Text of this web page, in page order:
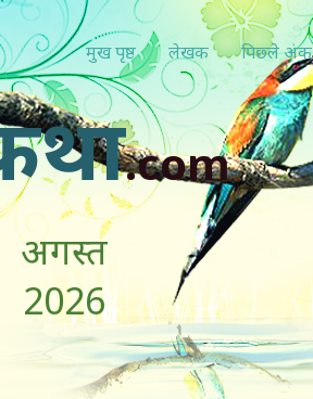
मुख पृष्ठ लेखक पिछ्ले अंक
.com
अगस्त
2026